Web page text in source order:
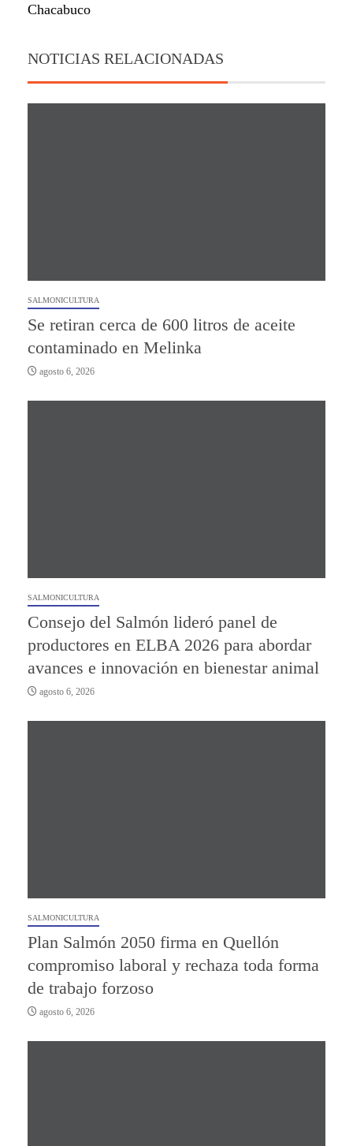
Chacabuco
NOTICIAS RELACIONADAS
SALMONICULTURA
Se retiran cerca de 600 litros de aceite
contaminado en Melinka
agosto 6, 2026
SALMONICULTURA
Consejo del Salmón lideró panel de
productores en ELBA 2026 para abordar
avances e innovación en bienestar animal
agosto 6, 2026
SALMONICULTURA
Plan Salmón 2050 firma en Quellón
compromiso laboral y rechaza toda forma
de trabajo forzoso
agosto 6, 2026